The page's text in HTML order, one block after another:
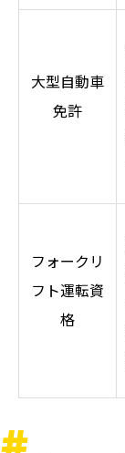
大型自動車
免許
フォークリ
フト運転資
格